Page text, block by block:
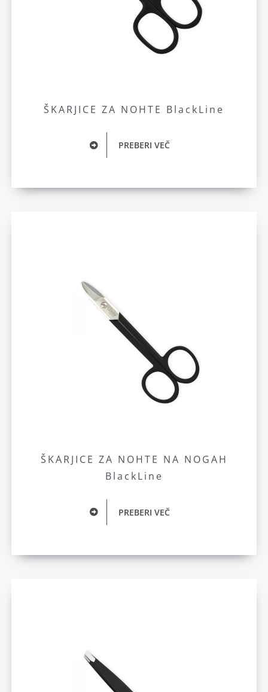
ŠKARJICE ZA NOHTE BlackLine
PREBERI VEČ
ŠKARJICE ZA NOHTE NA NOGAH
BlackLine
PREBERI VEČ